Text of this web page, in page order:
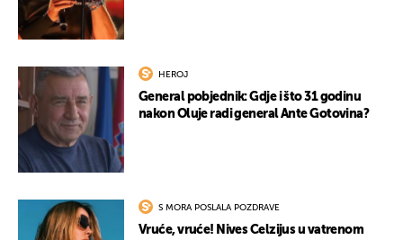
HEROJ
General pobjednik: Gdje i što 31 godinu
nakon Oluje radi general Ante Gotovina?
S MORA POSLALA POZDRAVE
Vruće, vruće! Nives Celzijus u vatrenom